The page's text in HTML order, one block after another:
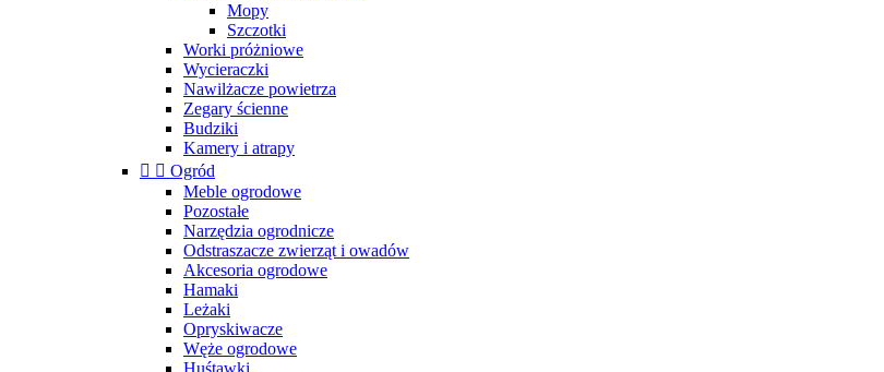
Mopy
Szczotki
Worki próżniowe
Wycieraczki
Nawilżacze powietrza
Zegary ścienne
Budziki
Kamery i atrapy
  Ogród
Meble ogrodowe
Pozostałe
Narzędzia ogrodnicze
Odstraszacze zwierząt i owadów
Akcesoria ogrodowe
Hamaki
Leżaki
Opryskiwacze
Węże ogrodowe
Huśtawki